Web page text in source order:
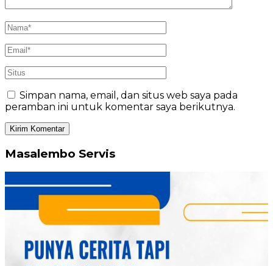
Simpan nama, email, dan situs web saya pada
peramban ini untuk komentar saya berikutnya.
Masalembo Servis